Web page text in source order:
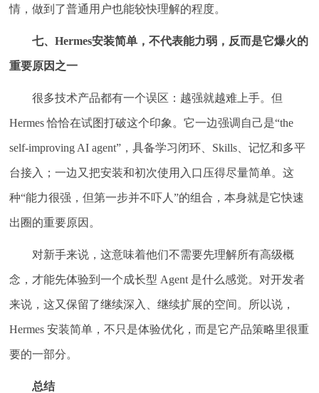
情，做到了普通用户也能较快理解的程度。
七、Hermes安装简单，不代表能力弱，反而是它爆火的
重要原因之一
很多技术产品都有一个误区：越强就越难上手。但
Hermes 恰恰在试图打破这个印象。它一边强调自己是“the
self-improving AI agent”，具备学习闭环、Skills、记忆和多平
台接入；一边又把安装和初次使用入口压得尽量简单。这
种“能力很强，但第一步并不吓人”的组合，本身就是它快速
出圈的重要原因。
对新手来说，这意味着他们不需要先理解所有高级概
念，才能先体验到一个成长型 Agent 是什么感觉。对开发者
来说，这又保留了继续深入、继续扩展的空间。所以说，
Hermes 安装简单，不只是体验优化，而是它产品策略里很重
要的一部分。
总结